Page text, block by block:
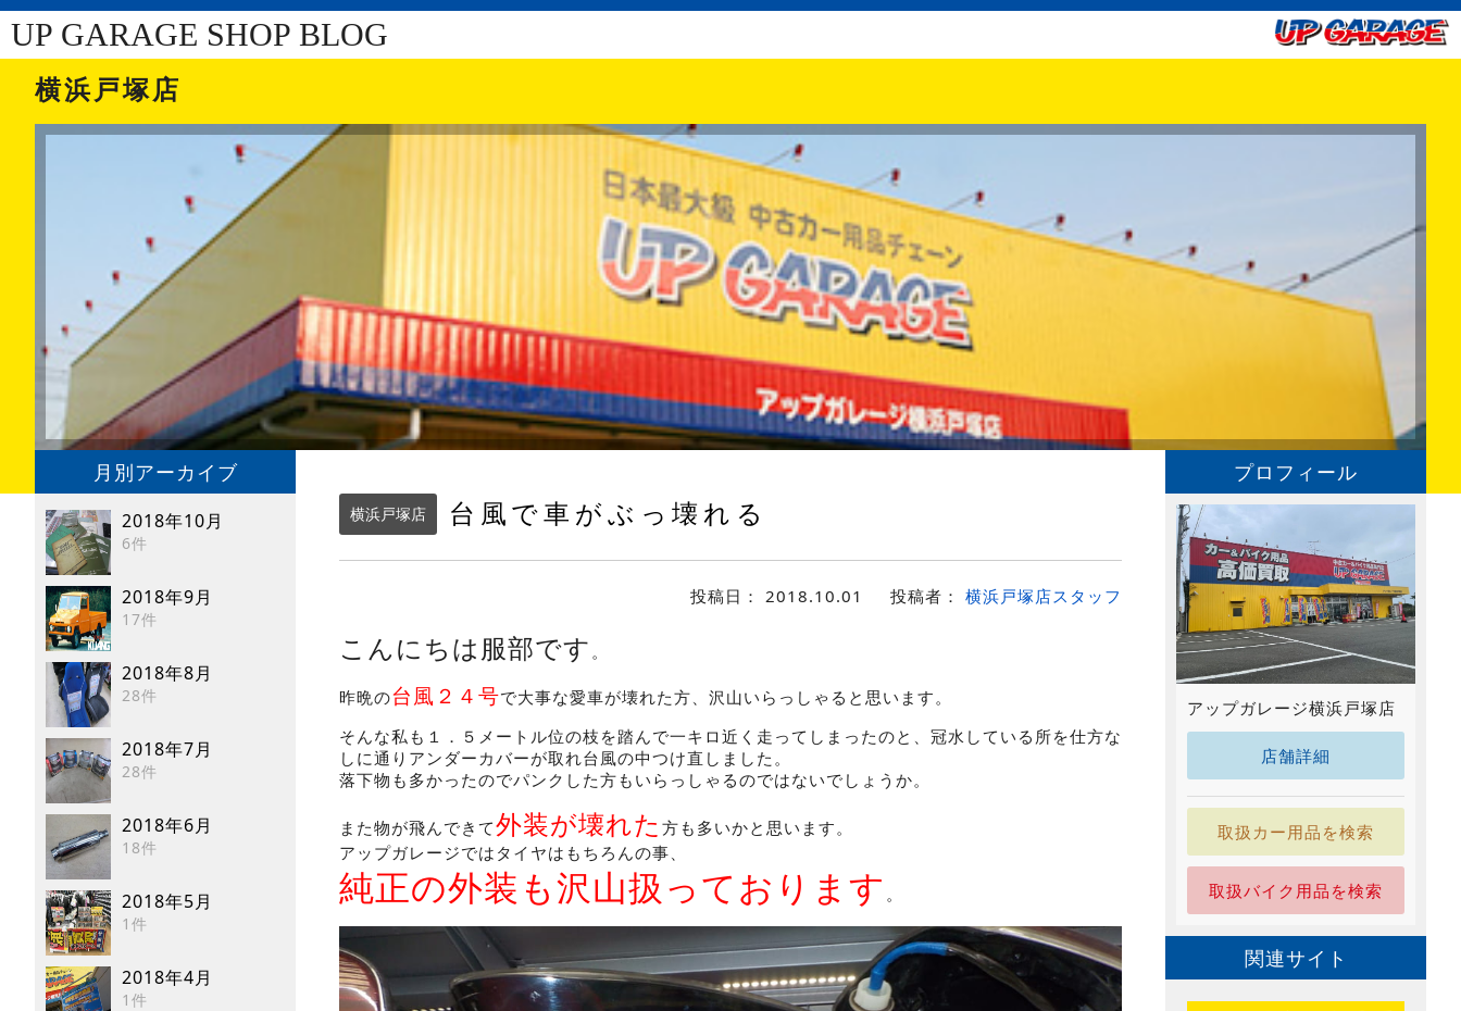
UP GARAGE SHOP BLOG
横浜戸塚店
月別アーカイブ
2018年10月
6件
2018年9月
17件
2018年8月
28件
2018年7月
28件
2018年6月
18件
2018年5月
1件
2018年4月
1件
横浜戸塚店 台風で車がぶっ壊れる
投稿日： 2018.10.01 投稿者： 横浜戸塚店スタッフ
こんにちは服部です 。
昨晩の台風２４号で大事な愛車が壊れた方、沢山いらっしゃると思います。
そんな私も１．５メートル位の枝を踏んで一キロ近く走ってしまったのと、冠水している所を仕方な
しに通りアンダーカバーが取れ台風の中つけ直しました。
落下物も多かったのでパンクした方もいらっしゃるのではないでしょうか。
また物が飛んできて外装が壊れた 方も多いかと思います。
アップガレージではタイヤはもちろんの事、
純正の外装も沢山扱っております 。
プロフィール
アップガレージ横浜戸塚店
店舗詳細
取扱カー用品を検索
取扱バイク用品を検索
関連サイト